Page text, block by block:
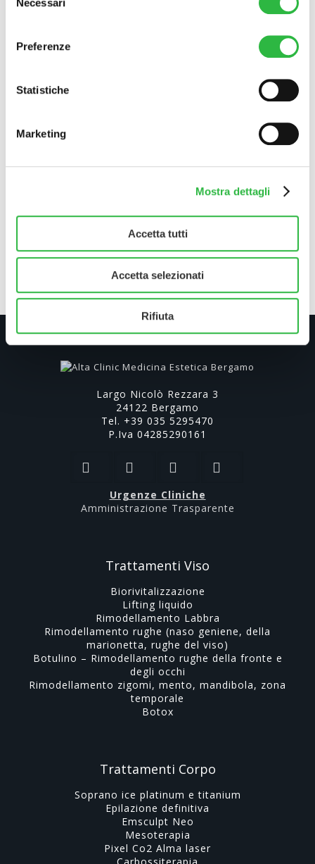
delNecessari
Preferenze
Statistiche
Marketing
Mostra dettagli
Accetta tutti
Accetta selezionati
Rifiuta
Privacy Policy.
Rispondi alla domanda
Largo Nicolò Rezzara 3
24122 Bergamo
Tel. +39 035 5295470
P.Iva 04285290161
Urgenze Cliniche
Amministrazione Trasparente
Trattamenti Viso
Biorivitalizzazione
Lifting liquido
Rimodellamento Labbra
Rimodellamento rughe (naso geniene, della
marionetta, rughe del viso)
Botulino – Rimodellamento rughe della fronte e
degli occhi
Rimodellamento zigomi, mento, mandibola, zona
temporale
Botox
Trattamenti Corpo
Soprano ice platinum e titanium
Epilazione definitiva
Emsculpt Neo
Mesoterapia
Pixel Co2 Alma laser